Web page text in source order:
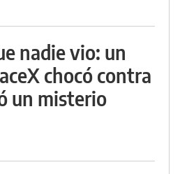
nadie vio: un
chocó contra
un misterio